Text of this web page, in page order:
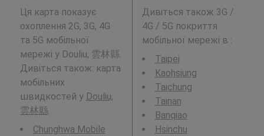
Ця карта показує
охоплення 2G, 3G, 4G
та 5G мобільної
мережі у Douliu, 雲林縣.
Дивіться також: карта
мобільних
швидкостей у Douliu,
雲林縣.
Chunghwa Mobile
Дивіться також 3G /
4G / 5G покриття
мобільної мережі в :
Taipei
Kaohsiung
Taichung
Tainan
Banqiao
Hsinchu